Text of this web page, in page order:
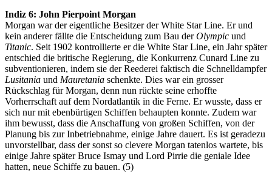
Indiz 6: John Pierpoint Morgan
Morgan war der eigentliche Besitzer der White Star Line. Er und
kein anderer fällte die Entscheidung zum Bau derOlympic und
Titanic. Seit 1902 kontrollierte er die White Star Line, ein Jahr später
entschied die britische Regierung, die Konkurrenz Cunard Line zu
subventionieren, indem sie der Reederei faktisch die Schnelldampfer
Lusitania und Mauretania schenkte. Dies war ein grosser
Rückschlag für Morgan, denn nun rückte seine erhoffte
Vorherrschaft auf dem Nordatlantik in die Ferne. Er wusste, dass er
sich nur mit ebenbürtigen Schiffen behaupten konnte. Zudem war
ihm bewusst, dass die Anschaffung von großen Schiffen, von der
Planung bis zur Inbetriebnahme, einige Jahre dauert. Es ist geradezu
unvorstellbar, dass der sonst so clevere Morgan tatenlos wartete, bis
einige Jahre später Bruce Ismay und Lord Pirrie die geniale Idee
hatten, neue Schiffe zu bauen. (5)